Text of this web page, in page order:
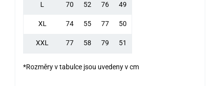
L 70 52 76 49
XL 74 55 77 50
XXL 77 58 79 51
*Rozměry v tabulce jsou uvedeny v cm